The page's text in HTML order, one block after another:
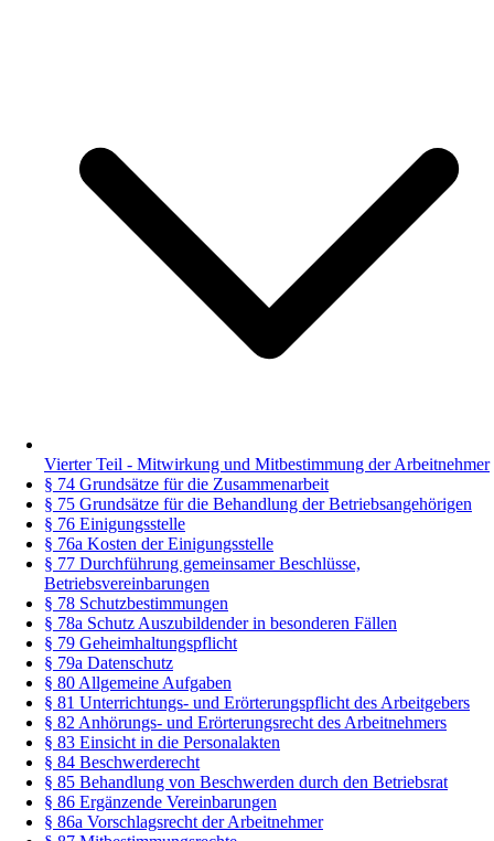
Vierter Teil - Mitwirkung und Mitbestimmung der Arbeitnehmer
§ 74 Grundsätze für die Zusammenarbeit
§ 75 Grundsätze für die Behandlung der Betriebsangehörigen
§ 76 Einigungsstelle
§ 76a Kosten der Einigungsstelle
§ 77 Durchführung gemeinsamer Beschlüsse,
Betriebsvereinbarungen
§ 78 Schutzbestimmungen
§ 78a Schutz Auszubildender in besonderen Fällen
§ 79 Geheimhaltungspflicht
§ 79a Datenschutz
§ 80 Allgemeine Aufgaben
§ 81 Unterrichtungs- und Erörterungspflicht des Arbeitgebers
§ 82 Anhörungs- und Erörterungsrecht des Arbeitnehmers
§ 83 Einsicht in die Personalakten
§ 84 Beschwerderecht
§ 85 Behandlung von Beschwerden durch den Betriebsrat
§ 86 Ergänzende Vereinbarungen
§ 86a Vorschlagsrecht der Arbeitnehmer